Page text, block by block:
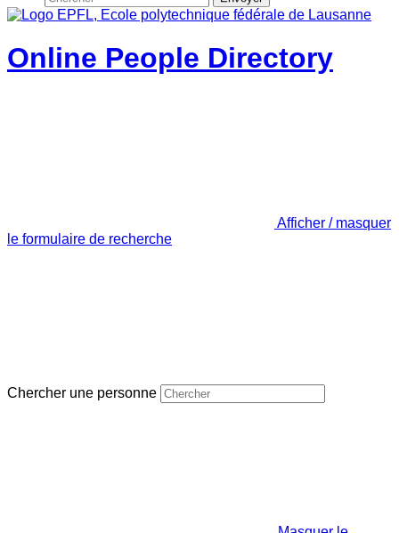
Online People Directory
Afficher / masquer
le formulaire de recherche
Chercher une personne